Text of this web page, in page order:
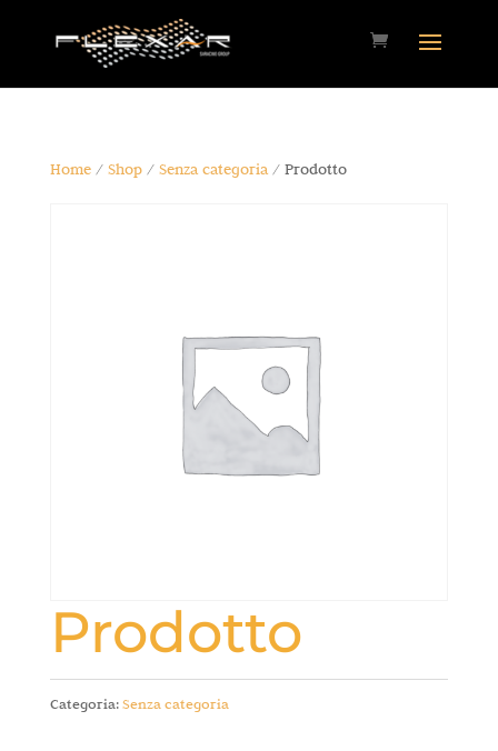
Home/ Shop/ Senza categoria/ Prodotto
Prodotto
Categoria:Senza categoria